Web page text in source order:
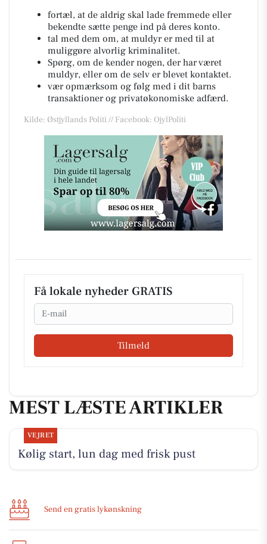
fortæl, at de aldrig skal lade fremmede eller
bekendte sætte penge ind på deres konto.
tal med dem om, at muldyr er med til at
muliggøre alvorlig kriminalitet.
Spørg, om de kender nogen, der har været
muldyr, eller om de selv er blevet kontaktet.
vær opmærksom og følg med i dit barns
transaktioner og privatøkonomiske adfærd.
Kilde: Østjyllands Politi // Facebook: OjylPoliti
Få lokale nyheder GRATIS
Email
Tilmeld
MEST LÆSTE ARTIKLER
VEJRET
Kølig start, lun dag med frisk pust
Send en gratis lykønskning